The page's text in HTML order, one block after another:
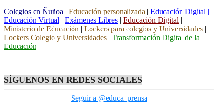
Colegios en Ñuñoa | Educación personalizada | Educación Digital |
Educación Virtual | Exámenes Libres | Educación Digital |
Ministerio de Educación | Lockers para colegios y Universidades |
Lockers Colegio y Universidades | Transformación Digital de la
Educación |
SÍGUENOS EN REDES SOCIALES
Seguir a @educa_prensa